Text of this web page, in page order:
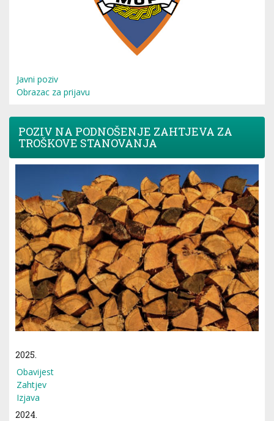
Javni poziv
Obrazac za prijavu
POZIV NA PODNOŠENJE ZAHTJEVA ZA
TROŠKOVE STANOVANJA
2025.
Obavijest
Zahtjev
Izjava
2024.